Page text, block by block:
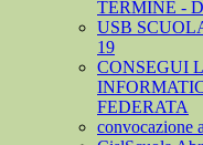
TERMINE -
USB
19
CONSEGUI
FEDERATA
convocazione